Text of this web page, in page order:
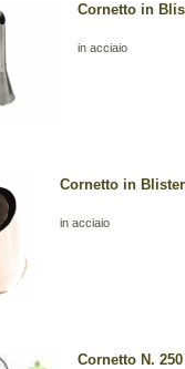
Cornetto in
in acciaio
Cornetto in
in acciaio
Cornetto N.